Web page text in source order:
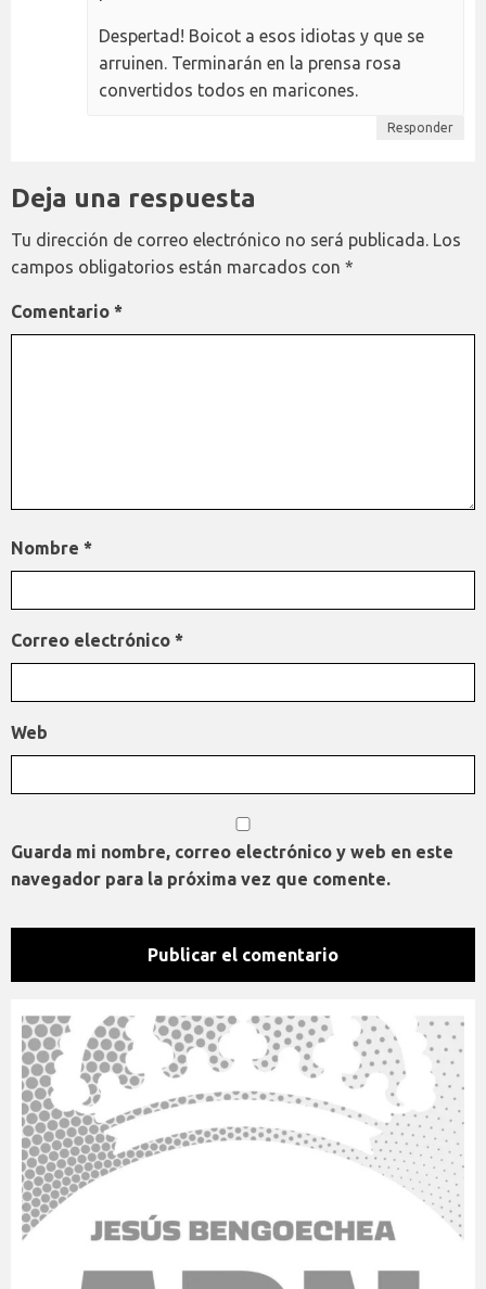
Despertad! Boicot a esos idiotas y que se
arruinen. Terminarán en la prensa rosa
convertidos todos en maricones.
Responder
Deja una respuesta
Tu dirección de correo electrónico no será publicada. Los
campos obligatorios están marcados con *
Comentario *
Nombre *
Correo electrónico *
Web
Guarda mi nombre, correo electrónico y web en este
navegador para la próxima vez que comente.